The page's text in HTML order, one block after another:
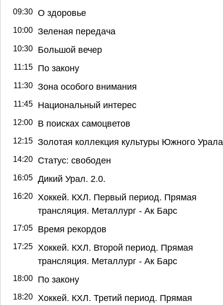
09:30 О здоровье
10:00 Зеленая передача
10:30 Большой вечер
11:15 По закону
11:30 Зона особого внимания
11:45 Национальный интерес
12:00 В поисках самоцветов
12:15 Золотая коллекция культуры Южного Урала
14:20 Статус: свободен
16:05 Дикий Урал. 2.0.
16:20
Хоккей. КХЛ. Первый период. Прямая
трансляция. Металлург - Ак Барс
17:05 Время рекордов
17:25
Хоккей. КХЛ. Второй период. Прямая
трансляция. Металлург - Ак Барс
18:00 По закону
18:20
Хоккей. КХЛ. Третий период. Прямая